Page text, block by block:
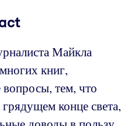
Майкла
книг,
тем, что
конце света,